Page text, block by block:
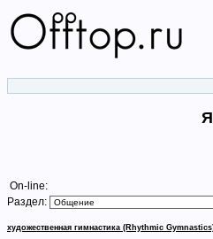
On-line:
Раздел:
художественная гимнастика (Rhythmic